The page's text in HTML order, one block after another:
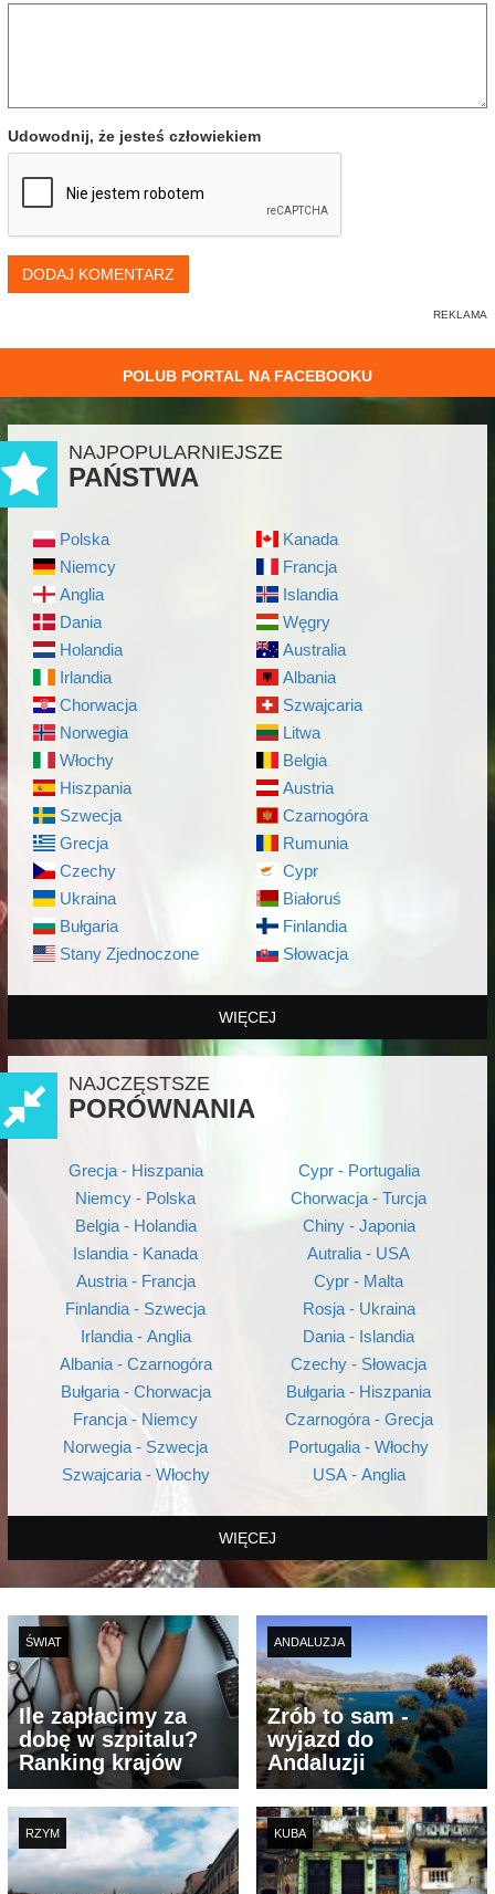
Udowodnij, że jesteś człowiekiem
DODAJ KOMENTARZ
POLUB PORTAL NA FACEBOOKU
NAJPOPULARNIEJSZE
PAŃSTWA
Polska
Niemcy
Anglia
Dania
Holandia
Irlandia
Chorwacja
Norwegia
Włochy
Hiszpania
Szwecja
Grecja
Czechy
Ukraina
Bułgaria
Stany Zjednoczone
Kanada
Francja
Islandia
Węgry
Australia
Albania
Szwajcaria
Litwa
Belgia
Austria
Czarnogóra
Rumunia
Cypr
Białoruś
Finlandia
Słowacja
WIĘCEJ
NAJCZĘSTSZE
PORÓWNANIA
Grecja - Hiszpania
Niemcy - Polska
Belgia - Holandia
Islandia - Kanada
Austria - Francja
Finlandia - Szwecja
Irlandia - Anglia
Albania - Czarnogóra
Bułgaria - Chorwacja
Francja - Niemcy
Norwegia - Szwecja
Szwajcaria - Włochy
Cypr - Portugalia
Chorwacja - Turcja
Chiny - Japonia
Autralia - USA
Cypr - Malta
Rosja - Ukraina
Dania - Islandia
Czechy - Słowacja
Bułgaria - Hiszpania
Czarnogóra - Grecja
Portugalia - Włochy
USA - Anglia
WIĘCEJ
ŚWIAT
Ile zapłacimy za
dobę w szpitalu?
Ranking krajów
ANDALUZJA
Zrób to sam -
wyjazd do
Andaluzji
RZYM KUBA